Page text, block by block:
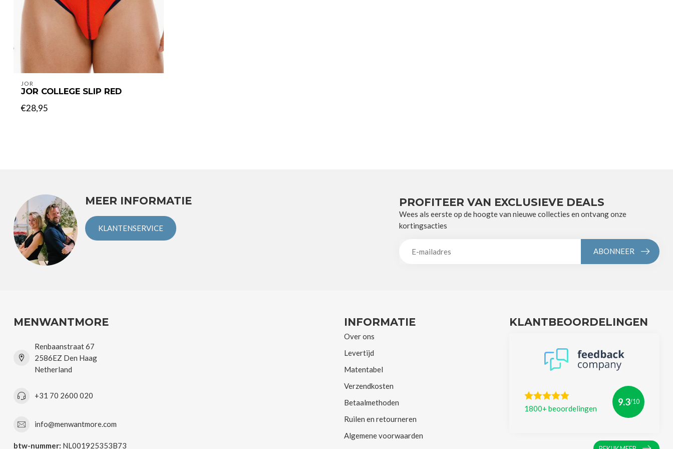
JOR
JOR COLLEGE SLIP RED
€28,95
MEER INFORMATIE
KLANTENSERVICE
PROFITEER VAN EXCLUSIEVE DEALS
Wees als eerste op de hoogte van nieuwe collecties en ontvang onze
kortingsacties
ABONNEER
MENWANTMORE
Renbaanstraat 67
2586EZ Den Haag
Netherland
+31 70 2600 020
info@menwantmore.com
btw-nummer: NL001925353B73
INFORMATIE
Over ons
Levertijd
Matentabel
Verzendkosten
Betaalmethoden
Ruilen en retourneren
Algemene voorwaarden
KLANTBEOORDELINGEN
1800+ beoordelingen
9.3/10